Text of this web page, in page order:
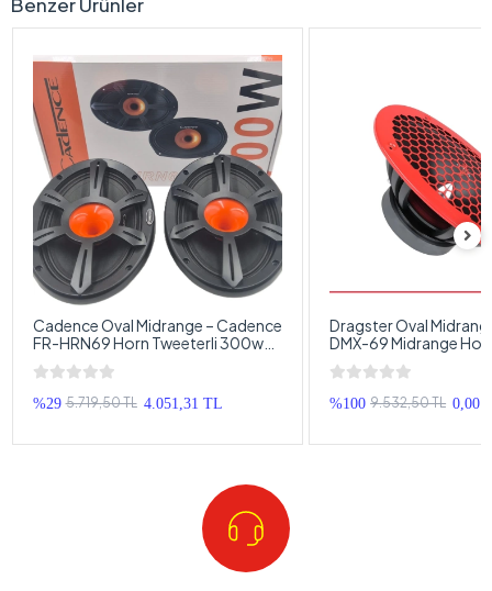
Cadence Oval Midrange – Cadence
FR-HRN69 Horn Tweeterli 300w
150RMS Oval Midrange Hoparlör –
Cadence Kayık Midrange
%29 5.719,50 TL 4.051,31 TL
Dragster Oval
DMX-69 Midrange
Dragster 300w
Midrange
%100 9.532,50 TL 0,00